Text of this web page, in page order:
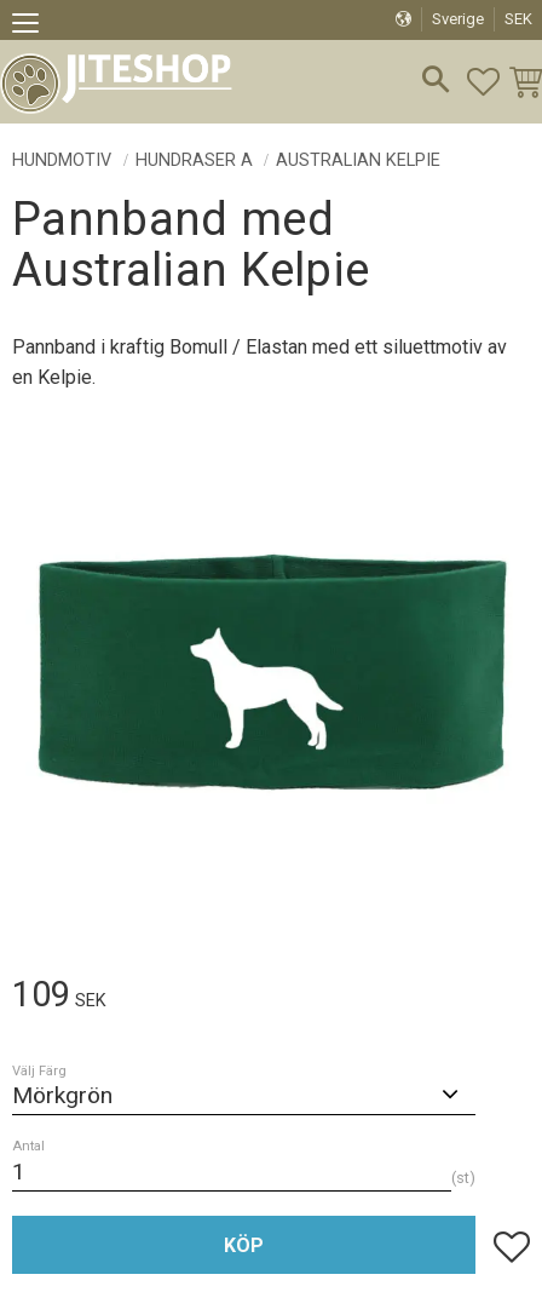
Meny
Sverige SEK
HUNDMOTIV HUNDRASER A AUSTRALIAN KELPIE
Pannband med
Australian Kelpie
Pannband i kraftig Bomull / Elastan med ett siluettmotiv av
en Kelpie.
109 SEK
Välj Färg
Antal
st
KÖP Lägg